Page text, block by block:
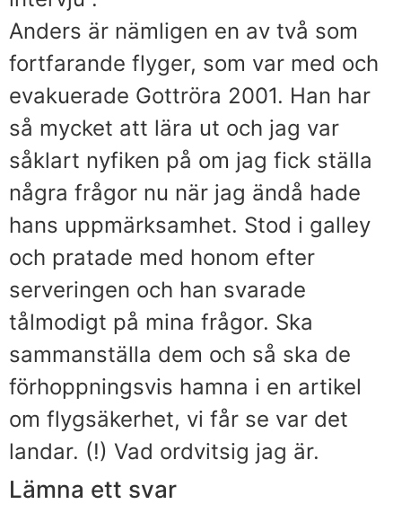
Anders är nämligen en av två som
fortfarande flyger, som var med och
evakuerade Gottröra 2001. Han har
så mycket att lära ut och jag var
såklart nyfiken på om jag fick ställa
några frågor nu när jag ändå hade
hans uppmärksamhet. Stod i galley
och pratade med honom efter
serveringen och han svarade
tålmodigt på mina frågor. Ska
sammanställa dem och så ska de
förhoppningsvis hamna i en artikel
om flygsäkerhet, vi får se var det
landar. (!) Vad ordvitsig jag är.
Lämna ett svar